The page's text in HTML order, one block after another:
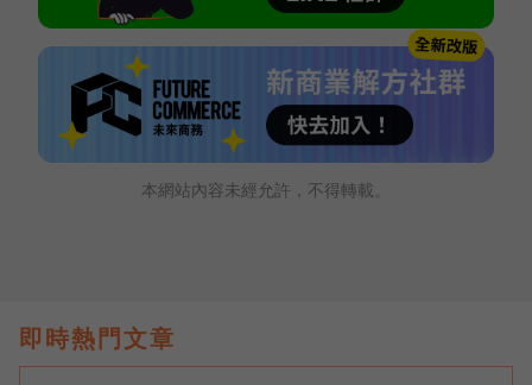
本網站內容未經允許，不得轉載。
即時熱門文章